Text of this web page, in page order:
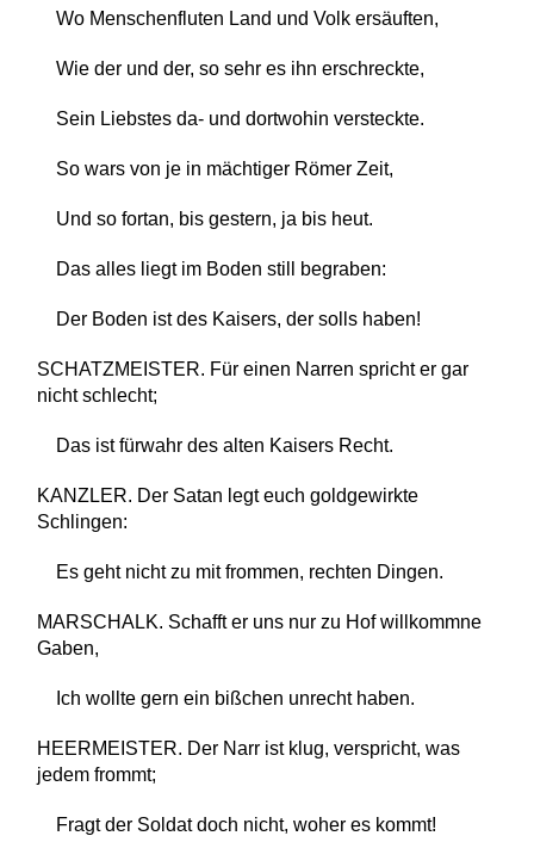
Wo Menschenfluten Land und Volk ersäuften,
Wie der und der, so sehr es ihn erschreckte,
Sein Liebstes da- und dortwohin versteckte.
So wars von je in mächtiger Römer Zeit,
Und so fortan, bis gestern, ja bis heut.
Das alles liegt im Boden still begraben:
Der Boden ist des Kaisers, der solls haben!
SCHATZMEISTER. Für einen Narren spricht er gar
nicht schlecht;
Das ist fürwahr des alten Kaisers Recht.
KANZLER. Der Satan legt euch goldgewirkte
Schlingen:
Es geht nicht zu mit frommen, rechten Dingen.
MARSCHALK. Schafft er uns nur zu Hof willkommne
Gaben,
Ich wollte gern ein bißchen unrecht haben.
HEERMEISTER. Der Narr ist klug, verspricht, was
jedem frommt;
Fragt der Soldat doch nicht, woher es kommt!